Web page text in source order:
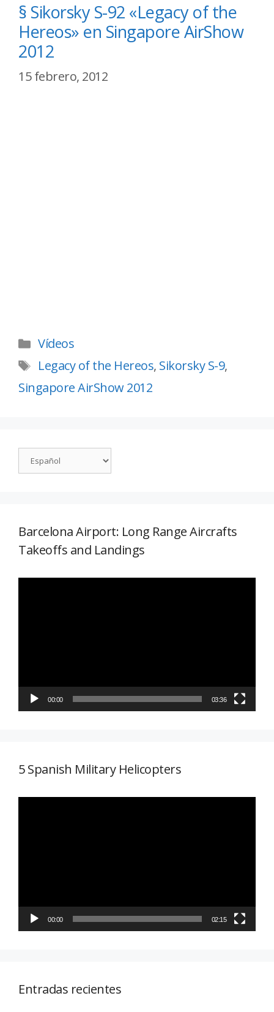
§ Sikorsky S-92 «Legacy of the
Hereos» en Singapore AirShow
2012
15 febrero, 2012
Vídeos
Legacy of the Hereos, Sikorsky S-9,
Singapore AirShow 2012
Barcelona Airport: Long Range Aircrafts
Takeoffs and Landings
00:00 03:36
5 Spanish Military Helicopters
00:00 02:15
Entradas recientes